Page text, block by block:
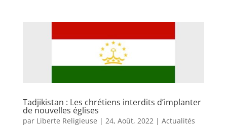
Tadjikistan : Les chrétiens interdits d’implanter
de nouvelles églises
par Liberte Religieuse | 24, Août, 2022 | Actualités